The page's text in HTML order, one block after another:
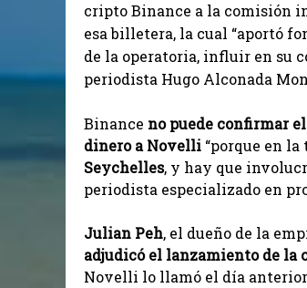
cripto Binance a la comisión
esa billetera, la cual “aportó
de la operatoria, influir en su
periodista Hugo Alconada
Binance no puede confirmar
dinero a Novelli “porque en
Seychelles, y hay que
periodista especializado en
Julian Peh, el dueño de la
adjudicó el lanzamiento de la
Novelli lo llamó el día